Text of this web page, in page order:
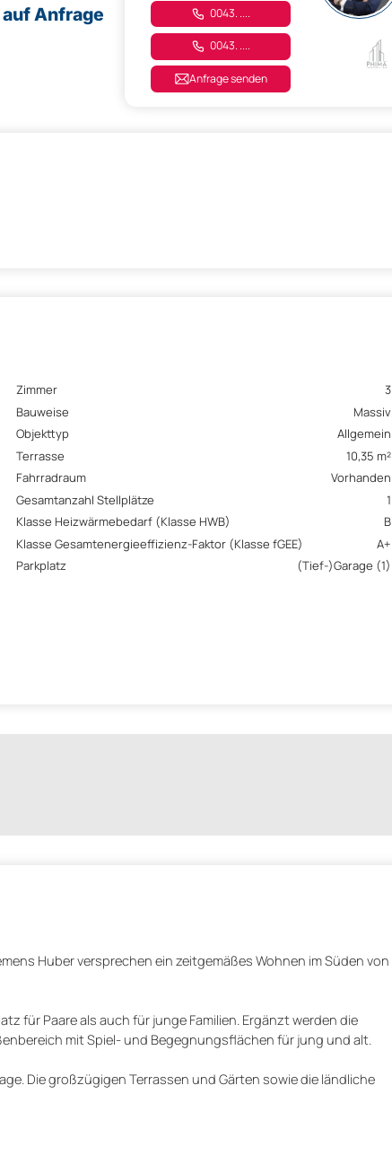
auf Anfrage 0043. ....
0043. ....
Anfrage senden
Zimmer
3
Bauweise
Massiv
Objekttyp
Allgemein
Terrasse
10,35 m²
Fahrradraum
Vorhanden
Gesamtanzahl Stellplätze
1
Klasse Heizwärmebedarf (Klasse HWB)
B
Klasse Gesamtenergieeffizienz-Faktor (Klasse fGEE)
A+
Parkplatz (Tief-)Garage (1)
Huber versprechen ein zeitgemäßes Wohnen im Süden von
für Paare als auch für junge Familien. Ergänzt werden die
mit Spiel- und Begegnungsflächen für jung und alt.
Die großzügigen Terrassen und Gärten sowie die ländliche